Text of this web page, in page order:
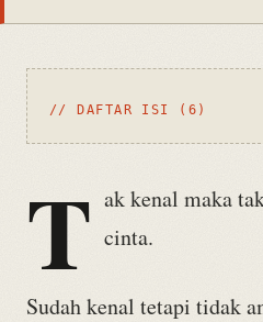
// DAFTAR ISI (6)
T ak kenal maka
cinta.
Sudah kenal tetapi tidak